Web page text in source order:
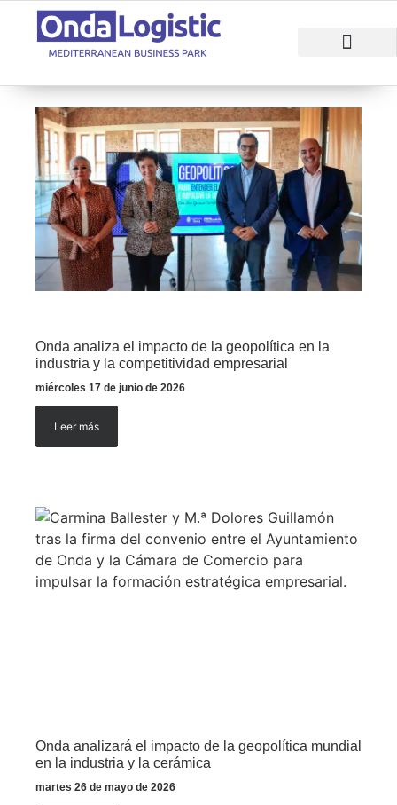
Onda analiza el impacto de la geopolítica en la
industria y la competitividad empresarial
miércoles 17 de junio de 2026
Leer más
Onda analizará el impacto de la geopolítica mundial
en la industria y la cerámica
martes 26 de mayo de 2026